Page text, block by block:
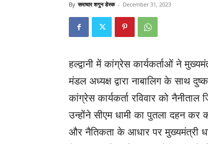
By समाचार शगुन डेस्क - December 31, 2023
हल्द्वानी में कांग्रेस कार्यकर्ताओं ने
मंडल अध्यक्ष द्वारा नाबालिग के साथ
कांग्रेस कार्यकर्ता रविवार को
उन्होंने सीएम धामी का पुतला दहन कर
और नैतिकता के आधार पर मुख्यमंत्री